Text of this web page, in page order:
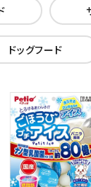
ドッグフード